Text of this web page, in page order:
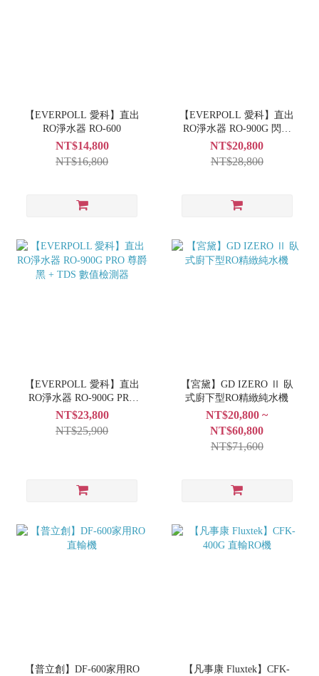
【EVERPOLL 愛科】直出
RO淨水器 RO-600
NT$14,800
NT$16,800
【EVERPOLL 愛科】直出
RO淨水器 RO-900G 閃耀
白
NT$20,800
NT$28,800
【EVERPOLL 愛科】直出
RO淨水器 RO-900G PRO
尊爵黑 + TDS 數值檢測器
NT$23,800
NT$25,900
【宮黛】GD IZERO Ⅱ 臥
式廚下型RO精緻純水機
NT$20,800 ~
NT$60,800
NT$71,600
【普立創】DF-600家用RO
【凡事康 Fluxtek】CFK-